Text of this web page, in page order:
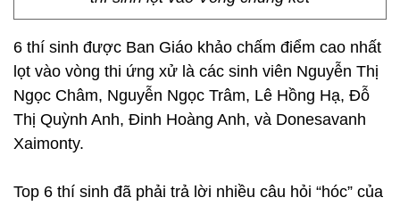
6 thí sinh được Ban Giáo khảo chấm điểm cao nhất
lọt vào vòng thi ứng xử là các sinh viên Nguyễn Thị
Ngọc Châm, Nguyễn Ngọc Trâm, Lê Hồng Hạ, Đỗ
Thị Quỳnh Anh, Đinh Hoàng Anh, và Donesavanh
Xaimonty.
Top 6 thí sinh đã phải trả lời nhiều câu hỏi “hóc” của